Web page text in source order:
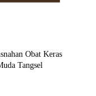
Obat Keras
Tangsel